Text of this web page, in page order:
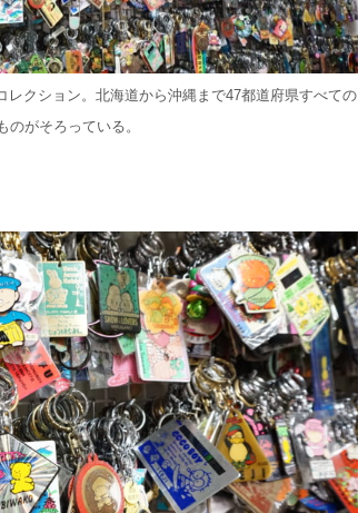
レクション。北海道から沖縄まで47都道府県すべての
のがそろっている。